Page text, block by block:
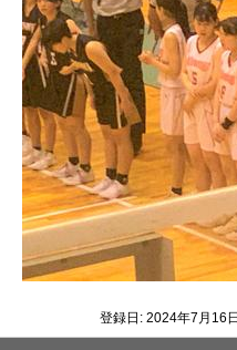
登録日: 2024年7月16日